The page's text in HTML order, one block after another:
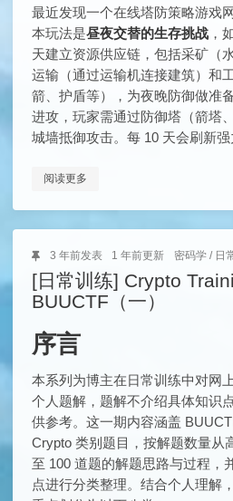
最近发现一个在线塔防策略游戏
本玩法是昼夜交替的生存挑战 ，
天建立资源供应链，包括采矿（
运输（通过运输机连接建筑）和
箭、护盾等），为夜晚防御做准
进攻，玩家需通过防御塔（箭塔
城墙抵御攻击。每 10 天会刷新强
阅读更多
3 年前发表 1 年前更新 密码学/ 日
[日常训练] Crypto
BUUCTF（一）
序言
本系列为博主在日常训练中对网
个人题解，题解不介绍具体知识
供参考。这一期内容涵盖
Crypto 类别题目，按解题数量从
至 100 道题的解题思路与过程，
点进行分类整理。结合个人理解